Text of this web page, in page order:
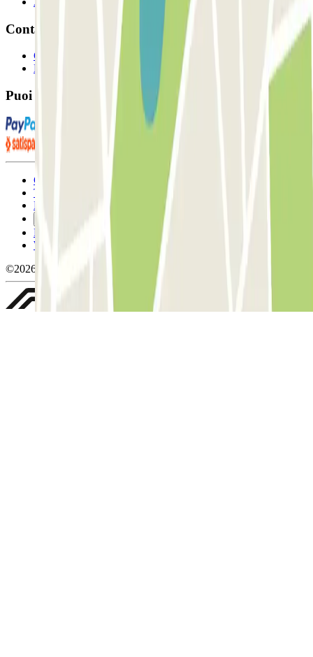
Contatto
Contattaci
FAQ
Puoi utilizzare questi metodi di pagamento:
Condizioni contrattuali e di utilizzo
Termini di cancellazione
Politica sui cookies
Politica sulla privacy
Whistleblowing
©2026 Parclick. Tutti i diritti riservati